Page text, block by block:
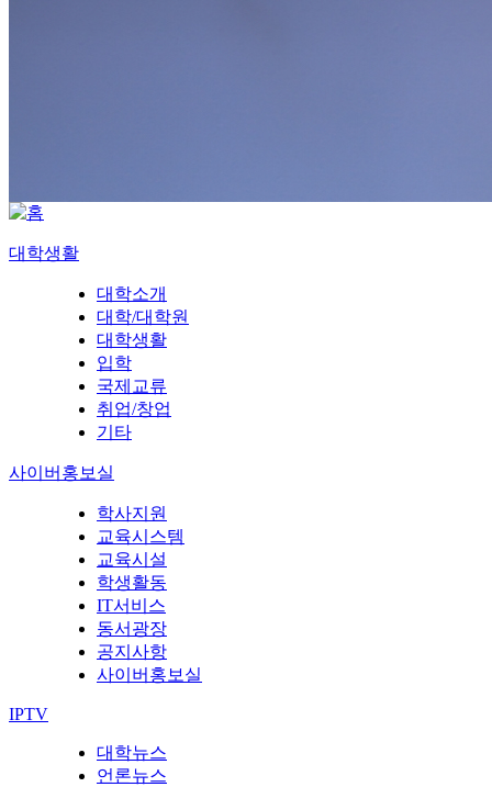
대학생활
대학소개
대학/대학원
대학생활
입학
국제교류
취업/창업
기타
사이버홍보실
학사지원
교육시스템
교육시설
학생활동
IT서비스
동서광장
공지사항
사이버홍보실
IPTV
대학뉴스
언론뉴스